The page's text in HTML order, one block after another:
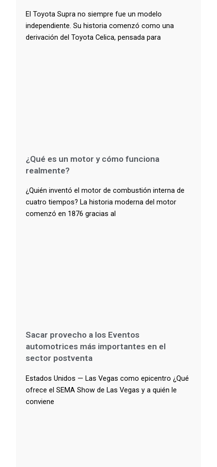
El Toyota Supra no siempre fue un modelo
independiente. Su historia comenzó como una
derivación del Toyota Celica, pensada para
¿Qué es un motor y cómo funciona
realmente?
¿Quién inventó el motor de combustión interna de
cuatro tiempos? La historia moderna del motor
comenzó en 1876 gracias al
Sacar provecho a los Eventos
automotrices más importantes en el
sector postventa
Estados Unidos — Las Vegas como epicentro ¿Qué
ofrece el SEMA Show de Las Vegas y a quién le
conviene